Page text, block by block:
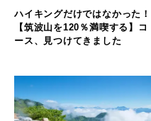
ハイキングだけではなかった！
【筑波山を120％満喫する】コ
ース、見つけてきました